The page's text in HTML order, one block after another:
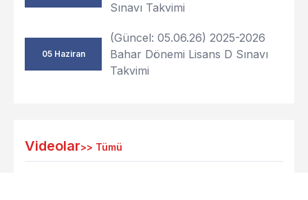
Sınavı Takvimi
05 Haziran
(Güncel: 05.06.26) 2025-2026
Bahar Dönemi Lisans D Sınavı
Takvimi
Videolar>> Tümü